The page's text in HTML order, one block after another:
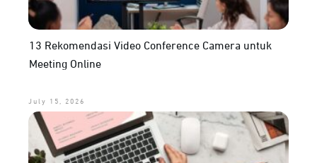
13 Rekomendasi Video Conference Camera untuk
Meeting Online
July 15, 2026